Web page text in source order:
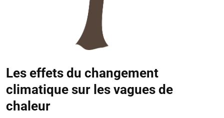
Les effets du changement
climatique sur les vagues de
chaleur